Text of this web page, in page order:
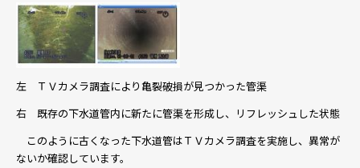
左 ＴＶカメラ調査により亀裂破損が見つかった管渠
右 既存の下水道管内に新たに管渠を形成し、リフレッシュした状態
このように古くなった下水道管はＴＶカメラ調査を実施し、異常が
ないか確認しています。